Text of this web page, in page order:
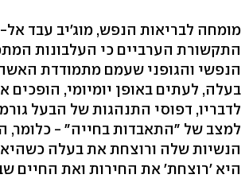
מומחה לבריאות הנפש, מוג'יב עבד
התקשורת הערביים כי העלבונות
הנפשי והגופני שעמם מתמודדת
בעלה, לעתים באופן יומיומי, הופכים
לדבריו, דפוסי התנהגות של הבעל
למצב של "התאבדות בחייה" - כלומר,
הנשיות שלה ורוצחת את בעלה כשהיא
היא 'רוצחת' את החירות ואת החיים